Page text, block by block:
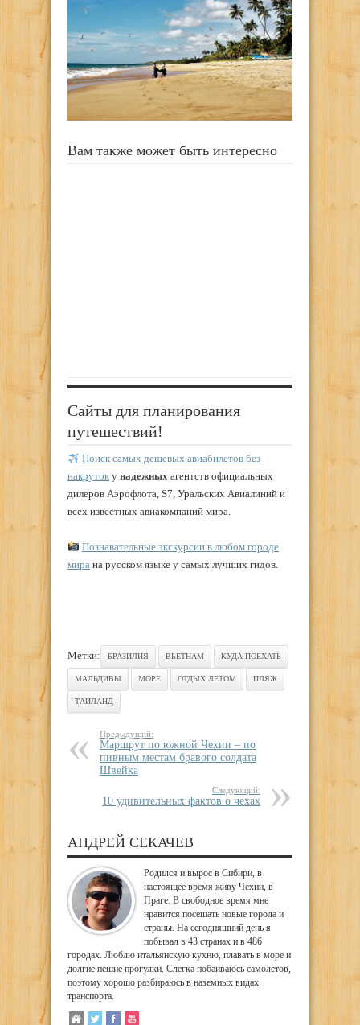
Вам также может быть интересно
Сайты для планирования
путешествий!
Поиск самых дешевых авиабилетов без
накруток у надежных агентств официальных
дилеров Аэрофлота, S7, Уральских Авиалиний и
всех известных авиакомпаний мира.
Познавательные экскурсии в любом городе
мира на русском языке у самых лучших гидов.
Метки: БРАЗИЛИЯ ВЬЕТНАМ КУДА ПОЕХАТЬ
МАЛЬДИВЫ МОРЕ ОТДЫХ ЛЕТОМ ПЛЯЖ
ТАИЛАНД
Предыдущий:
Маршрут по южной Чехии – по
пивным местам бравого солдата
Швейка
Следующий:
10 удивительных фактов о чехах
АНДРЕЙ СЕКАЧЕВ
Родился и вырос в Сибири, в
настоящее время живу Чехии, в
Праге. В свободное время мне
нравится посещать новые города и
страны. На сегодняшний день я
побывал в 43 странах и в 486
городах. Люблю итальянскую кухню, плавать в море и
долгие пешие прогулки. Слегка побаиваюсь самолетов,
поэтому хорошо разбираюсь в наземных видах
транспорта.